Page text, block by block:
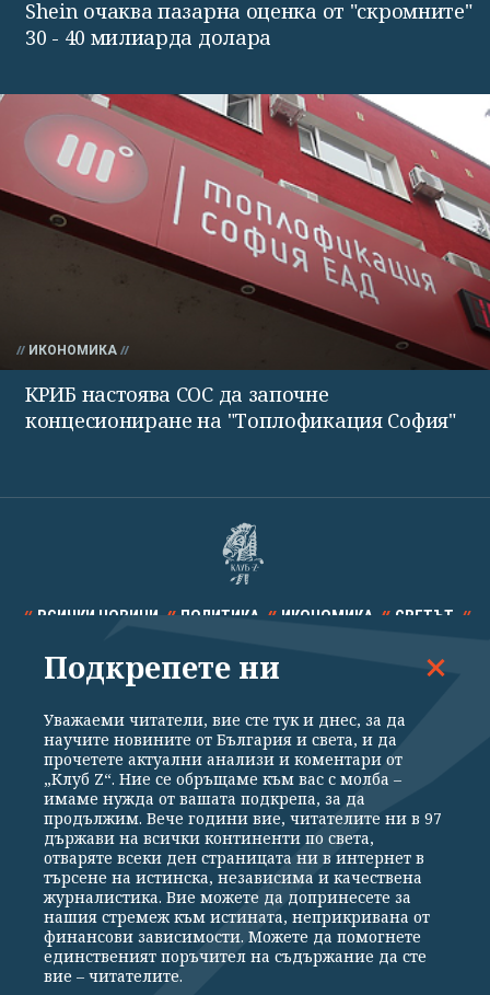
Shein очаква пазарна оценка от "скромните"
30 - 40 милиарда долара
ИКОНОМИКА
КРИБ настоява СОС да започне
концесиониране на "Топлофикация София"
ВСИЧКИ НОВИНИ ПОЛИТИКА ИКОНОМИКА СВЕТЪТ
СПОРТ КУЛТУРА ТЕХНОЛОГИИ КАЛЕЙДОСКОП
Общи условия
Политика за поверителност
Реклама
Партньори Контакти
За Клуб Z
Екип
Подкрепете ни
Издател на www.clubz.bg е „Клуб Зебра Медия“ ЕООД, София, ул. "Алеко
Константинов" 3. Всички права запазени 2026 „Клуб Зебра Медия“
Подкрепете ни
Уважаеми читатели, вие сте тук и днес, за да
научите новините от България и света, и да
прочетете актуални анализи и коментари от
„Клуб Z“. Ние се обръщаме към вас с молба –
имаме нужда от вашата подкрепа, за да
продължим. Вече години вие, читателите ни в 97
държави на всички континенти по света,
отваряте всеки ден страницата ни в интернет в
търсене на истинска, независима и качествена
журналистика. Вие можете да допринесете за
нашия стремеж към истината, неприкривана от
финансови зависимости. Можете да помогнете
единственият поръчител на съдържание да сте
вие – читателите.